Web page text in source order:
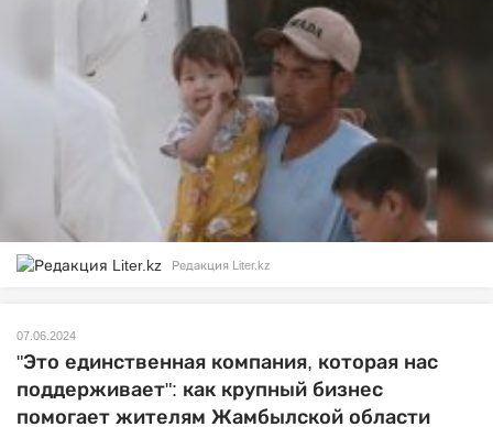
Редакция Liter.kz
07.06.2024
"Это единственная компания, которая нас
поддерживает": как крупный бизнес
помогает жителям Жамбылской области